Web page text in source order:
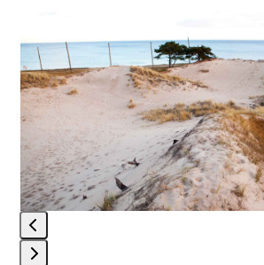
the
left
and
right
arrow
keys
to
access
the
carousel
navigation